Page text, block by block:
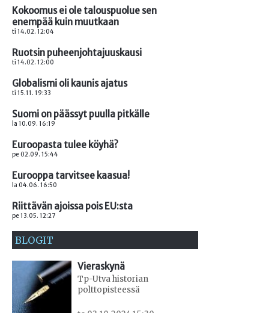
Kokoomus ei ole talouspuolue sen
enempää kuin muutkaan
ti 14.02. 12:04
Ruotsin puheenjohtajuuskausi
ti 14.02. 12:00
Globalismi oli kaunis ajatus
ti 15.11. 19:33
Suomi on päässyt puulla pitkälle
la 10.09. 16:19
Euroopasta tulee köyhä?
pe 02.09. 15:44
Eurooppa tarvitsee kaasua!
la 04.06. 16:50
Riittävän ajoissa pois EU:sta
pe 13.05. 12:27
BLOGIT
Vieraskynä
Tp-Utva historian
polttopisteessä